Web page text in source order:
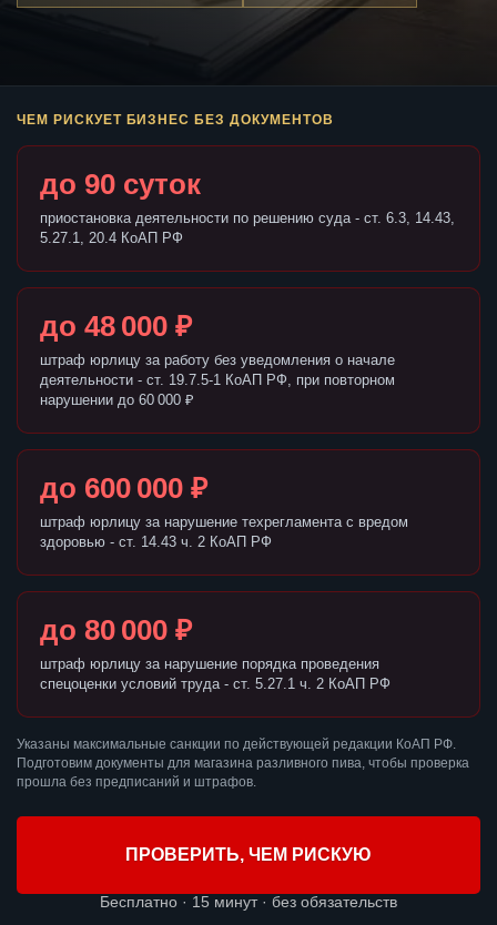
ЧЕМ РИСКУЕТ БИЗНЕС БЕЗ ДОКУМЕНТОВ
до 90 суток
приостановка деятельности по решению суда - ст. 6.3, 14.43,
5.27.1, 20.4 КоАП РФ
до 48 000 ₽
штраф юрлицу за работу без уведомления о начале
деятельности - ст. 19.7.5-1 КоАП РФ, при повторном
нарушении до 60 000 ₽
до 600 000 ₽
штраф юрлицу за нарушение техрегламента с вредом
здоровью - ст. 14.43 ч. 2 КоАП РФ
до 80 000 ₽
штраф юрлицу за нарушение порядка проведения
спецоценки условий труда - ст. 5.27.1 ч. 2 КоАП РФ
Указаны максимальные санкции по действующей редакции КоАП РФ.
Подготовим документы для магазина разливного пива, чтобы проверка
прошла без предписаний и штрафов.
ПРОВЕРИТЬ, ЧЕМ РИСКУЮ
Бесплатно · 15 минут · без обязательств